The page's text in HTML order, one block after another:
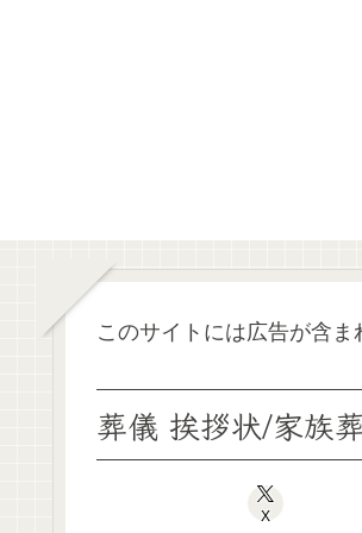
このサイトには広告が含ま
葬儀 挨拶状/家族
X